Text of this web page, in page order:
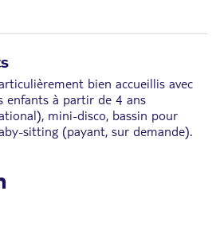
bien accueillis avec
enfants à partir de 4 ans
mini-disco, bassin pour
sitting (payant, sur demande).